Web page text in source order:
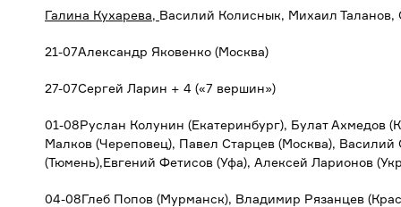
Галина Кухарева, Василий Колиснык, Михаил Таланов,
21-07Александр Яковенко (Москва)
27-07Сергей Ларин + 4 («7 вершин»)
01-08Руслан Колунин (Екатеринбург), Булат Ахмедов
Малков (Череповец), Павел Старцев (Москва),
(Тюмень),Евгений Фетисов (Уфа), Алексей Ларионов
04-08Глеб Попов (Мурманск), Владимир Рязанцев